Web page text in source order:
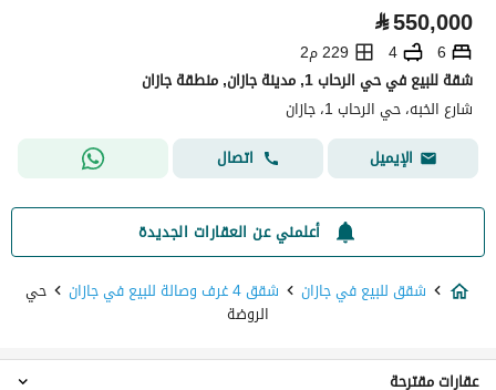
⃁550,000
6
4
229 م2
شقة للبيع في حي الرحاب 1, مدينة جازان, منطقة جازان
شارع الخبه، حي الرحاب 1، جازان
الإيميل
اتصال
أعلمني عن العقارات الجديدة
شقق للبيع في جازان
شقق 4 غرف وصالة للبيع في جازان حي
الروضة
عقارات مقترحة